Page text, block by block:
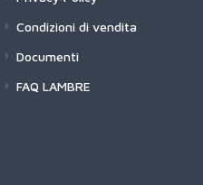
Condizioni di vendita
Documenti
FAQ LAMBRE